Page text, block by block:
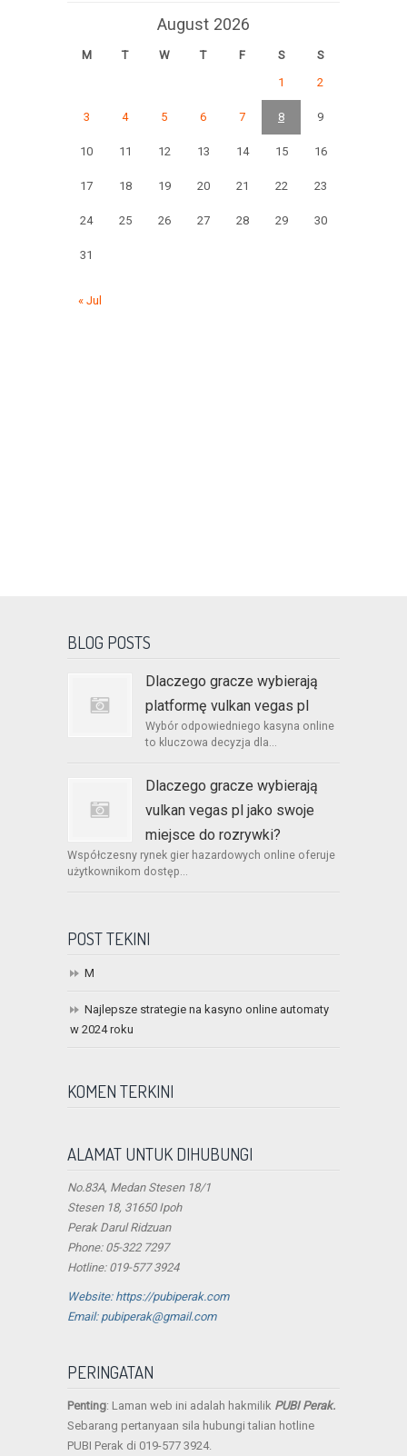
August 2026
M T W T F S
S
1
2
3 4 5 6 7 8 9
10 11 12 13 14 15 16
17 18 19 20 21 22 23
24 25 26 27 28 29 30
31
« Jul
BLOG POSTS
Dlaczego gracze wybierają
platformę vulkan vegas pl
Wybór odpowiedniego kasyna online
to kluczowa decyzja dla...
Dlaczego gracze wybierają
vulkan vegas pl jako swoje
miejsce do rozrywki?
Współczesny rynek gier hazardowych online oferuje
użytkownikom dostęp...
POST TEKINI
M
Najlepsze strategie na kasyno online automaty
w 2024 roku
KOMEN TERKINI
ALAMAT UNTUK DIHUBUNGI
No.83A, Medan Stesen 18/1
Stesen 18, 31650 Ipoh
Perak Darul Ridzuan
Phone: 05-322 7297
Hotline: 019-577 3924
Website: https://pubiperak.com
Email: pubiperak@gmail.com
PERINGATAN
Penting: Laman web ini adalah hakmilik PUBI Perak.
Sebarang pertanyaan sila hubungi talian hotline
PUBI Perak di 019-577 3924.